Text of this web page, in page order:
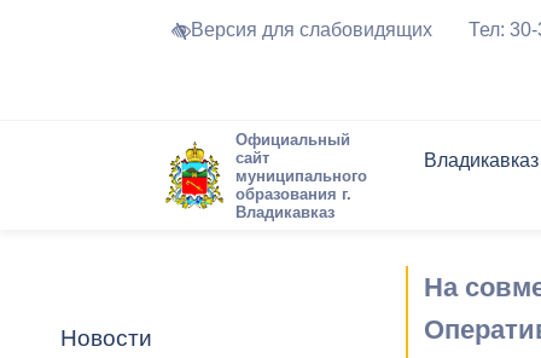
Версия для слабовидящих Тел:
Официальный
сайт
муниципального
образования г.
Владикавказ
Владикавказ
Устав
Города-
Торги и
Обратная
Комиссии
Новостная
Актуально
Новости
На